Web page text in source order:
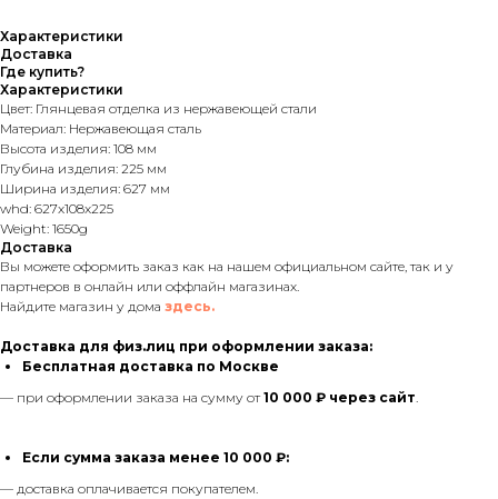
Характеристики
Доставка
Где купить?
Характеристики
Цвет: Глянцевая отделка из нержавеющей стали
Материал: Нержавеющая сталь
Высота изделия: 108 мм
Глубина изделия: 225 мм
Ширина изделия: 627 мм
whd: 627x108x225
Weight: 1650g
Доставка
Вы можете оформить заказ как на нашем официальном сайте, так и у
партнеров в онлайн или оффлайн магазинах.
Найдите магазин у дома здесь.
Доставка для физ.лиц при оформлении заказа:
Бесплатная доставка по Москве
— при оформлении заказа на сумму от10 000 ₽ через сайт.
Если сумма заказа менее 10 000 ₽:
— доставка оплачивается покупателем.